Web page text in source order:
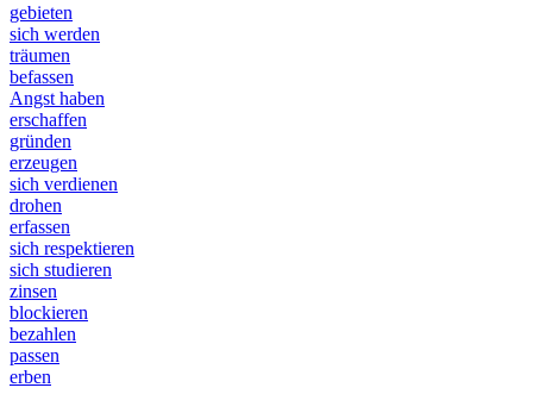
gebieten
sich werden
träumen
befassen
Angst haben
erschaffen
gründen
erzeugen
sich verdienen
drohen
erfassen
sich respektieren
sich studieren
zinsen
blockieren
bezahlen
passen
erben